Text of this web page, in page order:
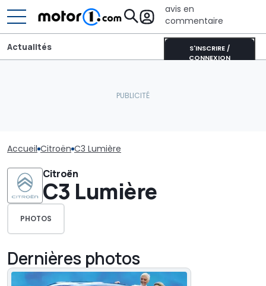
avis en
commentaire
S'INSCRIRE /
CONNEXION
Actualités
Accueil Citroën C3 Lumière
Citroën
C3 Lumière
PHOTOS
Dernières photos